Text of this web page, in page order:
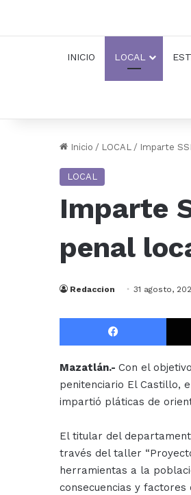
INICIO LOCAL
Inicio / LOCAL / Imparte
LOCAL
Imparte
penal
Redaccion 31 agosto,
Mazatlán.- Con el
penitenciario El Castillo,
impartió pláticas de
El titular del
través del taller
herramientas a la
consecuencias y factores